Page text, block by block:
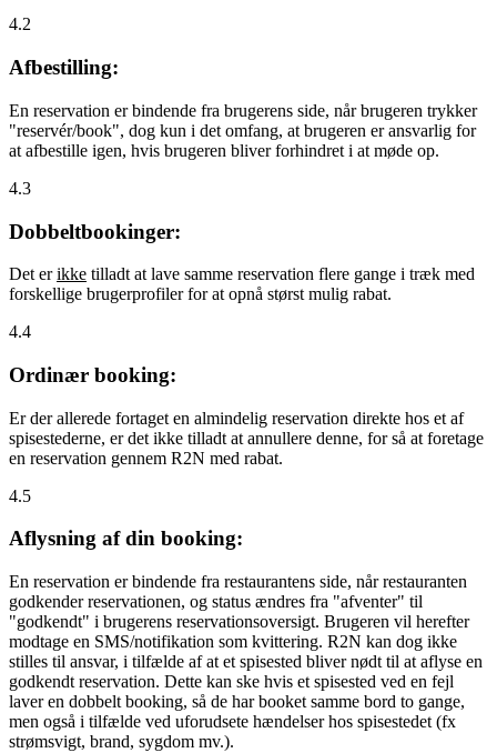
4.2
Afbestilling:
En reservation er bindende fra brugerens side, når brugeren trykker
"reservér/book", dog kun i det omfang, at brugeren er ansvarlig for
at afbestille igen, hvis brugeren bliver forhindret i at møde op.
4.3
Dobbeltbookinger:
Det erikke tilladt at lave samme reservation flere gange i træk med
forskellige brugerprofiler for at opnå størst mulig rabat.
4.4
Ordinær booking:
Er der allerede fortaget en almindelig reservation direkte hos et af
spisestederne, er det ikke tilladt at annullere denne, for så at foretage
en reservation gennem R2N med rabat.
4.5
Aflysning af din booking:
En reservation er bindende fra restaurantens side, når restauranten
godkender reservationen, og status ændres fra "afventer" til
"godkendt" i brugerens reservationsoversigt. Brugeren vil herefter
modtage en SMS/notifikation som kvittering. R2N kan dog ikke
stilles til ansvar, i tilfælde af at et spisested bliver nødt til at aflyse en
godkendt reservation. Dette kan ske hvis et spisested ved en fejl
laver en dobbelt booking, så de har booket samme bord to gange,
men også i tilfælde ved uforudsete hændelser hos spisestedet (fx
strømsvigt, brand, sygdom mv.).